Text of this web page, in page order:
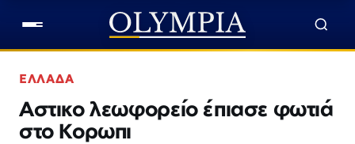
ΕΛΛΑΔΑ
Αστικο λεωφορείο έπιασε φωτιά
στο Κορωπι